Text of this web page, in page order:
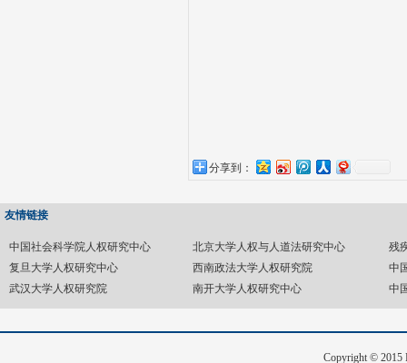
分享到：
友情链接
中国社会科学院人权研究中心 北京大学人权与人道法研究中心
残
复旦大学人权研究中心
西南政法大学人权研究院
中
武汉大学人权研究院
南开大学人权研究中心 中
Copyright © 2015